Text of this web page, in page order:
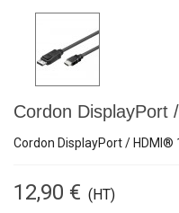
Cordon DisplayPort
Cordon DisplayPort / HDMI®
12,90 € (HT)